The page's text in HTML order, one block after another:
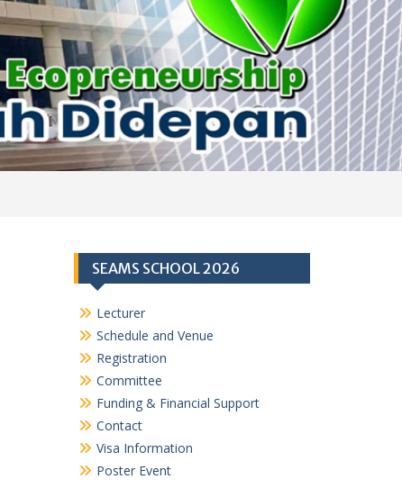
SEAMS SCHOOL 2026
Lecturer
Schedule and Venue
Registration
Committee
Funding & Financial Support
Contact
Visa Information
Poster Event